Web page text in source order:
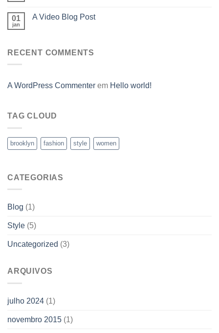
01
jan
A Video Blog Post
RECENT COMMENTS
A WordPress Commenter em Hello world!
TAG CLOUD
brooklyn fashion style women
CATEGORIAS
Blog (1)
Style (5)
Uncategorized (3)
ARQUIVOS
julho 2024 (1)
novembro 2015 (1)